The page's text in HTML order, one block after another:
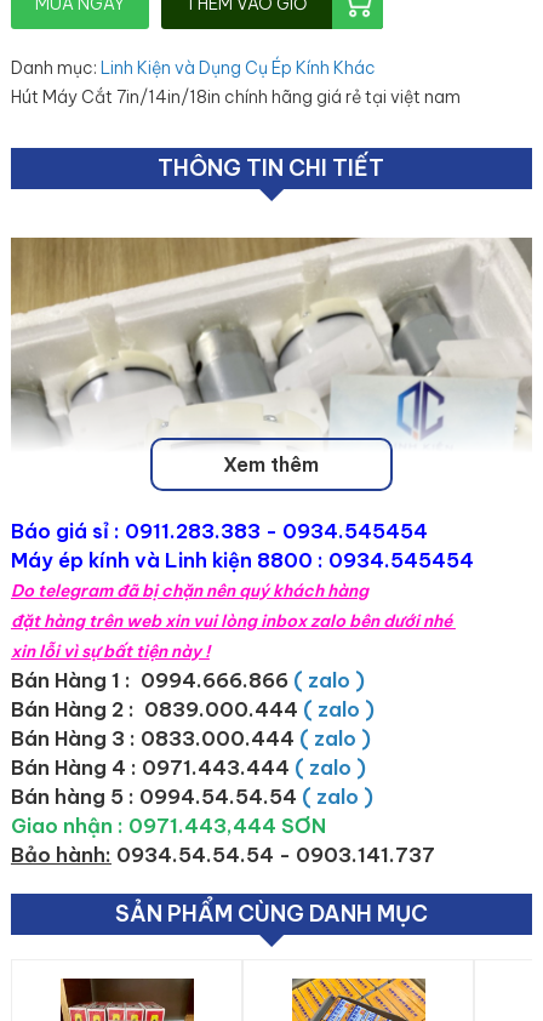
Danh mục: Linh Kiện và Dụng Cụ Ép Kính Khác
Hút Máy Cắt 7in/14in/18in chính hãng giá rẻ tại việt nam
THÔNG TIN CHI TIẾT
Xem thêm
Báo giá sỉ : 0911.283.383 - 0934.545454
Máy ép kính và Linh kiện 8800 : 0934.545454
Do telegram đã bị chặn nên quý khách hàng
đặt hàng trên web xin vui lòng inbox zalo bên dưới nhé
xin lỗi vì sự bất tiện này !
Bán Hàng 1 : 0994.666.866 ( zalo )
Bán Hàng 2 : 0839.000.444 ( zalo )
Bán Hàng 3 : 0833.000.444 ( zalo )
Bán Hàng 4 : 0971.443.444 ( zalo )
Bán hàng 5 : 0994.54.54.54 ( zalo )
Giao nhận : 0971.443,444 SƠN
Bảo hành: 0934.54.54.54 - 0903.141.737
SẢN PHẨM CÙNG DANH MỤC